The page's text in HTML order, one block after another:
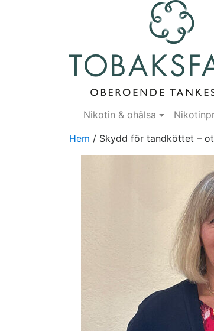
Nikotin & ohälsa
Hem / Skydd för tandköttet –